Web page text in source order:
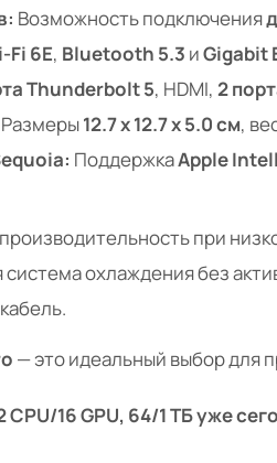
Возможность подключения
Fi 6E, Bluetooth 5.3 иGigabit
Thunderbolt 5, HDMI, 2
Размеры12.7 x 12.7 x 5.0 см,
ПоддержкаApple
при
охлаждения без
— это идеальный выбор для
16 GPU, 64/1 ТБ уже